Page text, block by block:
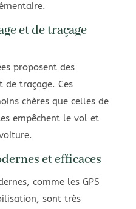
et de traçage
proposent des
de traçage. Ces
chères que celles de
empêchent le vol et
et efficaces
comme les GPS
sont très